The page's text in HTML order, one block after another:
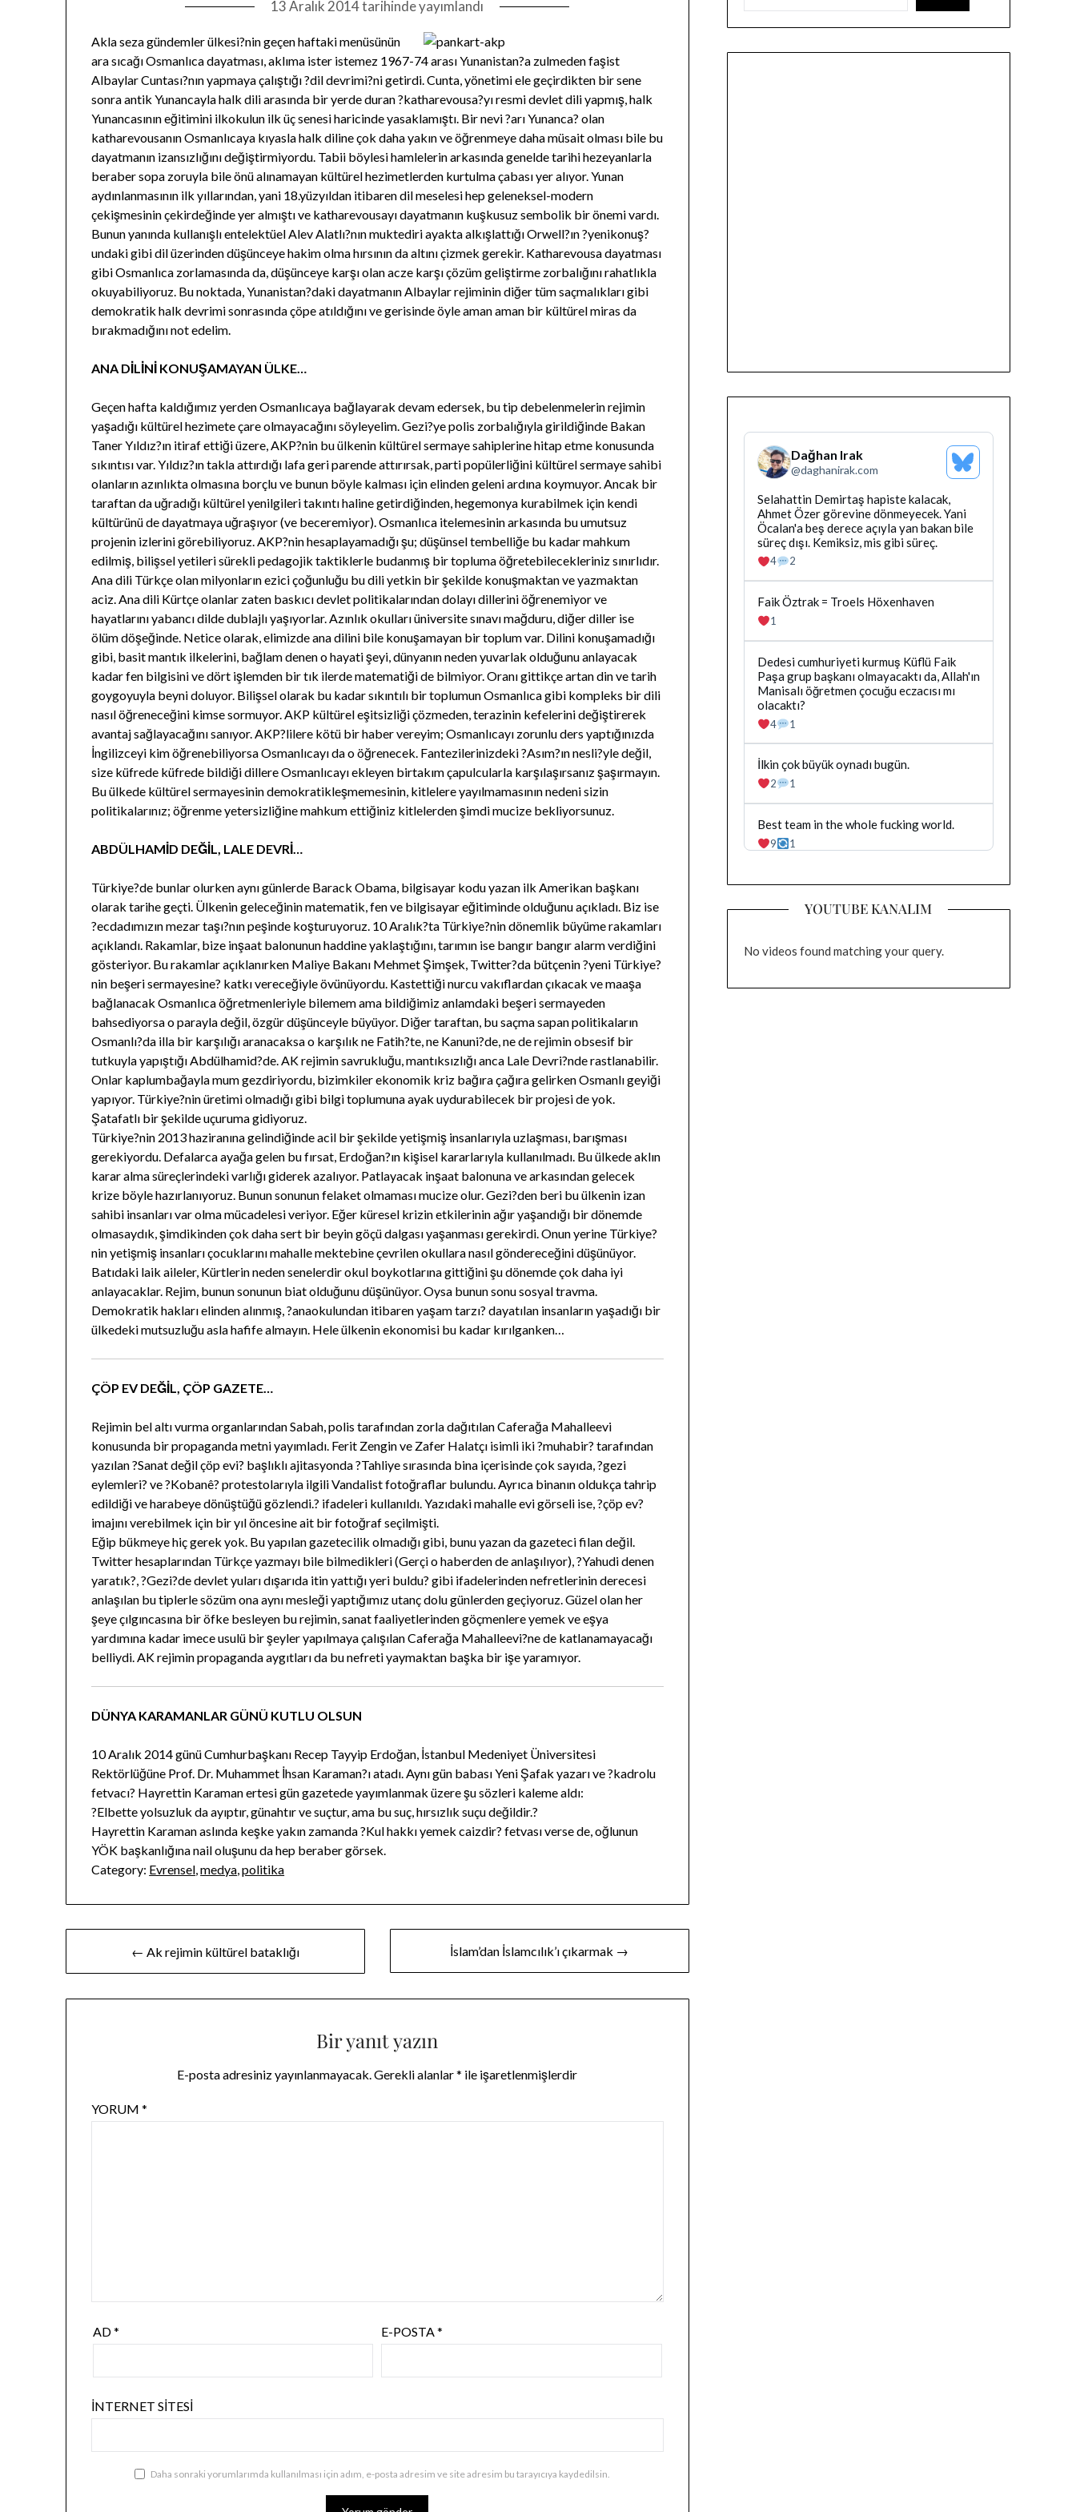
13 Aralık 2014tarihinde yayımlandı
Akla seza gündemler ülkesi?nin geçen haftaki menüsünün
ara sıcağı Osmanlıca dayatması, aklıma ister istemez 1967-74 arası Yunanistan?a zulmeden faşist
Albaylar Cuntası?nın yapmaya çalıştığı ?dil devrimi?ni getirdi. Cunta, yönetimi ele geçirdikten bir sene
sonra antik Yunancayla halk dili arasında bir yerde duran ?katharevousa?yı resmi devlet dili yapmış, halk
Yunancasının eğitimini ilkokulun ilk üç senesi haricinde yasaklamıştı. Bir nevi ?arı Yunanca? olan
katharevousanın Osmanlıcaya kıyasla halk diline çok daha yakın ve öğrenmeye daha müsait olması bile bu
dayatmanın izansızlığını değiştirmiyordu. Tabii böylesi hamlelerin arkasında genelde tarihi hezeyanlarla
beraber sopa zoruyla bile önü alınamayan kültürel hezimetlerden kurtulma çabası yer alıyor. Yunan
aydınlanmasının ilk yıllarından, yani 18.yüzyıldan itibaren dil meselesi hep geleneksel-modern
çekişmesinin çekirdeğinde yer almıştı ve katharevousayı dayatmanın kuşkusuz sembolik bir önemi vardı.
Bunun yanında kullanışlı entelektüel Alev Alatlı?nın muktediri ayakta alkışlattığı Orwell?ın ?yenikonuş?
undaki gibi dil üzerinden düşünceye hakim olma hırsının da altını çizmek gerekir. Katharevousa dayatması
gibi Osmanlıca zorlamasında da, düşünceye karşı olan acze karşı çözüm geliştirme zorbalığını rahatlıkla
okuyabiliyoruz. Bu noktada, Yunanistan?daki dayatmanın Albaylar rejiminin diğer tüm saçmalıkları gibi
demokratik halk devrimi sonrasında çöpe atıldığını ve gerisinde öyle aman aman bir kültürel miras da
bırakmadığını not edelim.
ANA DİLİNİ KONUŞAMAYAN ÜLKE…
Geçen hafta kaldığımız yerden Osmanlıcaya bağlayarak devam edersek, bu tip debelenmelerin rejimin
yaşadığı kültürel hezimete çare olmayacağını söyleyelim. Gezi?ye polis zorbalığıyla girildiğinde Bakan
Taner Yıldız?ın itiraf ettiği üzere, AKP?nin bu ülkenin kültürel sermaye sahiplerine hitap etme konusunda
sıkıntısı var. Yıldız?ın takla attırdığı lafa geri parende attırırsak, parti popülerliğini kültürel sermaye sahibi
olanların azınlıkta olmasına borçlu ve bunun böyle kalması için elinden geleni ardına koymuyor. Ancak bir
taraftan da uğradığı kültürel yenilgileri takıntı haline getirdiğinden, hegemonya kurabilmek için kendi
kültürünü de dayatmaya uğraşıyor (ve beceremiyor). Osmanlıca itelemesinin arkasında bu umutsuz
projenin izlerini görebiliyoruz. AKP?nin hesaplayamadığı şu; düşünsel tembelliğe bu kadar mahkum
edilmiş, bilişsel yetileri sürekli pedagojik taktiklerle budanmış bir topluma öğretebilecekleriniz sınırlıdır.
Ana dili Türkçe olan milyonların ezici çoğunluğu bu dili yetkin bir şekilde konuşmaktan ve yazmaktan
aciz. Ana dili Kürtçe olanlar zaten baskıcı devlet politikalarından dolayı dillerini öğrenemiyor ve
hayatlarını yabancı dilde dublajlı yaşıyorlar. Azınlık okulları üniversite sınavı mağduru, diğer diller ise
ölüm döşeğinde. Netice olarak, elimizde ana dilini bile konuşamayan bir toplum var. Dilini konuşamadığı
gibi, basit mantık ilkelerini, bağlam denen o hayati şeyi, dünyanın neden yuvarlak olduğunu anlayacak
kadar fen bilgisini ve dört işlemden bir tık ilerde matematiği de bilmiyor. Oranı gittikçe artan din ve tarih
goygoyuyla beyni doluyor. Bilişsel olarak bu kadar sıkıntılı bir toplumun Osmanlıca gibi kompleks bir dili
nasıl öğreneceğini kimse sormuyor. AKP kültürel eşitsizliği çözmeden, terazinin kefelerini değiştirerek
avantaj sağlayacağını sanıyor. AKP?lilere kötü bir haber vereyim; Osmanlıcayı zorunlu ders yaptığınızda
İngilizceyi kim öğrenebiliyorsa Osmanlıcayı da o öğrenecek. Fantezilerinizdeki ?Asım?ın nesli?yle değil,
size küfrede küfrede bildiği dillere Osmanlıcayı ekleyen birtakım çapulcularla karşılaşırsanız şaşırmayın.
Bu ülkede kültürel sermayesinin demokratikleşmemesinin, kitlelere yayılmamasının nedeni sizin
politikalarınız; öğrenme yetersizliğine mahkum ettiğiniz kitlelerden şimdi mucize bekliyorsunuz.
ABDÜLHAMİD DEĞİL, LALE DEVRİ…
Türkiye?de bunlar olurken aynı günlerde Barack Obama, bilgisayar kodu yazan ilk Amerikan başkanı
olarak tarihe geçti. Ülkenin geleceğinin matematik, fen ve bilgisayar eğitiminde olduğunu açıkladı. Biz ise
?ecdadımızın mezar taşı?nın peşinde koşturuyoruz. 10 Aralık?ta Türkiye?nin dönemlik büyüme rakamları
açıklandı. Rakamlar, bize inşaat balonunun haddine yaklaştığını, tarımın ise bangır bangır alarm verdiğini
gösteriyor. Bu rakamlar açıklanırken Maliye Bakanı Mehmet Şimşek, Twitter?da bütçenin ?yeni Türkiye?
nin beşeri sermayesine? katkı vereceğiyle övünüyordu. Kastettiği nurcu vakıflardan çıkacak ve maaşa
bağlanacak Osmanlıca öğretmenleriyle bilemem ama bildiğimiz anlamdaki beşeri sermayeden
bahsediyorsa o parayla değil, özgür düşünceyle büyüyor. Diğer taraftan, bu saçma sapan politikaların
Osmanlı?da illa bir karşılığı aranacaksa o karşılık ne Fatih?te, ne Kanuni?de, ne de rejimin obsesif bir
tutkuyla yapıştığı Abdülhamid?de. AK rejimin savrukluğu, mantıksızlığı anca Lale Devri?nde rastlanabilir.
Onlar kaplumbağayla mum gezdiriyordu, bizimkiler ekonomik kriz bağıra çağıra gelirken Osmanlı geyiği
yapıyor. Türkiye?nin üretimi olmadığı gibi bilgi toplumuna ayak uydurabilecek bir projesi de yok.
Şatafatlı bir şekilde uçuruma gidiyoruz.
Türkiye?nin 2013 haziranına gelindiğinde acil bir şekilde yetişmiş insanlarıyla uzlaşması, barışması
gerekiyordu. Defalarca ayağa gelen bu fırsat, Erdoğan?ın kişisel kararlarıyla kullanılmadı. Bu ülkede aklın
karar alma süreçlerindeki varlığı giderek azalıyor. Patlayacak inşaat balonuna ve arkasından gelecek
krize böyle hazırlanıyoruz. Bunun sonunun felaket olmaması mucize olur. Gezi?den beri bu ülkenin izan
sahibi insanları var olma mücadelesi veriyor. Eğer küresel krizin etkilerinin ağır yaşandığı bir dönemde
olmasaydık, şimdikinden çok daha sert bir beyin göçü dalgası yaşanması gerekirdi. Onun yerine Türkiye?
nin yetişmiş insanları çocuklarını mahalle mektebine çevrilen okullara nasıl göndereceğini düşünüyor.
Batıdaki laik aileler, Kürtlerin neden senelerdir okul boykotlarına gittiğini şu dönemde çok daha iyi
anlayacaklar. Rejim, bunun sonunun biat olduğunu düşünüyor. Oysa bunun sonu sosyal travma.
Demokratik hakları elinden alınmış, ?anaokulundan itibaren yaşam tarzı? dayatılan insanların yaşadığı bir
ülkedeki mutsuzluğu asla hafife almayın. Hele ülkenin ekonomisi bu kadar kırılganken…
ÇÖP EV DEĞİL, ÇÖP GAZETE…
Rejimin bel altı vurma organlarından Sabah, polis tarafından zorla dağıtılan Caferağa Mahalleevi
konusunda bir propaganda metni yayımladı. Ferit Zengin ve Zafer Halatçı isimli iki ?muhabir? tarafından
yazılan ?Sanat değil çöp evi? başlıklı ajitasyonda ?Tahliye sırasında bina içerisinde çok sayıda, ?gezi
eylemleri? ve ?Kobanê? protestolarıyla ilgili Vandalist fotoğraflar bulundu. Ayrıca binanın oldukça tahrip
edildiği ve harabeye dönüştüğü gözlendi.? ifadeleri kullanıldı. Yazıdaki mahalle evi görseli ise, ?çöp ev?
imajını verebilmek için bir yıl öncesine ait bir fotoğraf seçilmişti.
Eğip bükmeye hiç gerek yok. Bu yapılan gazetecilik olmadığı gibi, bunu yazan da gazeteci filan değil.
Twitter hesaplarından Türkçe yazmayı bile bilmedikleri (Gerçi o haberden de anlaşılıyor), ?Yahudi denen
yaratık?, ?Gezi?de devlet yuları dışarıda itin yattığı yeri buldu? gibi ifadelerinden nefretlerinin derecesi
anlaşılan bu tiplerle sözüm ona aynı mesleği yaptığımız utanç dolu günlerden geçiyoruz. Güzel olan her
şeye çılgıncasına bir öfke besleyen bu rejimin, sanat faaliyetlerinden göçmenlere yemek ve eşya
yardımına kadar imece usulü bir şeyler yapılmaya çalışılan Caferağa Mahalleevi?ne de katlanamayacağı
belliydi. AK rejimin propaganda aygıtları da bu nefreti yaymaktan başka bir işe yaramıyor.
DÜNYA KARAMANLAR GÜNÜ KUTLU OLSUN
10 Aralık 2014 günü Cumhurbaşkanı Recep Tayyip Erdoğan, İstanbul Medeniyet Üniversitesi
Rektörlüğüne Prof. Dr. Muhammet İhsan Karaman?ı atadı. Aynı gün babası Yeni Şafak yazarı ve ?kadrolu
fetvacı? Hayrettin Karaman ertesi gün gazetede yayımlanmak üzere şu sözleri kaleme aldı:
?Elbette yolsuzluk da ayıptır, günahtır ve suçtur, ama bu suç, hırsızlık suçu değildir.?
Hayrettin Karaman aslında keşke yakın zamanda ?Kul hakkı yemek caizdir? fetvası verse de, oğlunun
YÖK başkanlığına nail oluşunu da hep beraber görsek.
Category: Evrensel,medya,politika
gezinmesi
← Ak rejimin kültürel bataklığı İslam’dan İslamcılık’ı çıkarmak →
Bir yanıt yazın
E-posta adresiniz yayınlanmayacak. Gerekli alanlar* ile işaretlenmişlerdir
YORUM*
AD* E-POSTA*
İNTERNET SITESI
Daha sonraki yorumlarımda kullanılması için adım, e-posta adresim ve site adresim bu tarayıcıya kaydedilsin.
Dağhan Irak
@daghanirak.com
Bluesky
Profilini
Bluesky'da
Dağhan
Irak
tarafindan
yazilan
gonderiyi
goruntule
Selahattin Demirtaş hapiste kalacak,
Ahmet Özer görevine dönmeyecek. Yani
Öcalan'a beş derece açıyla yan bakan bile
süreç dışı. Kemiksiz, mis gibi süreç.
4 2
Bluesky'da
Dağhan
Irak
tarafindan
yazilan
gonderiyi
goruntule
Faik Öztrak = Troels Höxenhaven
1
Bluesky'da
Dağhan
Irak
tarafindan
yazilan
gonderiyi
goruntule
Dedesi cumhuriyeti kurmuş Küflü Faik
Paşa grup başkanı olmayacaktı da, Allah'ın
Manisalı öğretmen çocuğu eczacısı mı
olacaktı?
4 1
Bluesky'da
Dağhan
Irak
tarafindan
yazilan
gonderiyi
goruntule
İlkin çok büyük oynadı bugün.
2 1
Bluesky'da
Dağhan
Irak
yazilan
goruntule
Best team in the whole fucking world.
9 1
YOUTUBE KANALIM
No videos found matching your query.